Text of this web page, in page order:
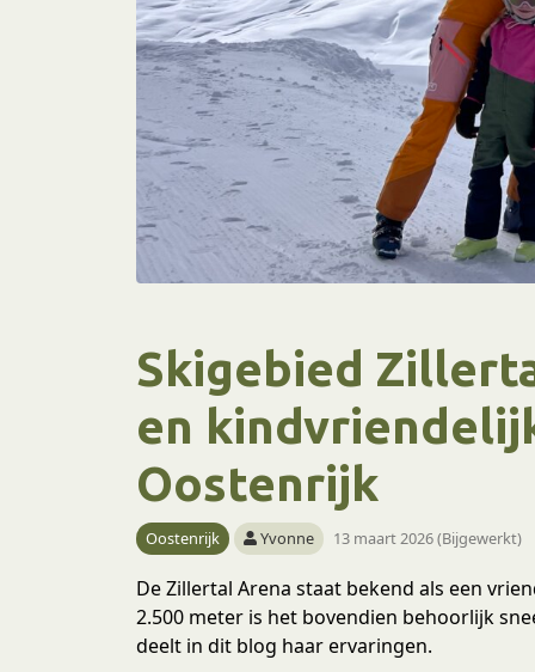
Skigebied
en
Oostenrijk
Oostenrijk Yvonne 13 maart 2026 (Bijgewerkt)
De Zillertal Arena staat bekend als een
2.500 meter is het bovendien behoorlijk
deelt in dit blog haar ervaringen.